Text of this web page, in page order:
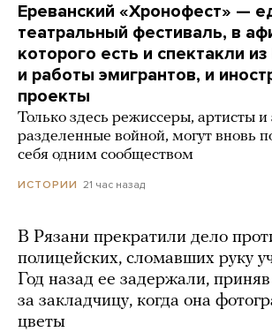
Ереванский «Хронофест» —
театральный фестиваль, в
которого есть и спектакли из
и работы эмигрантов, и
проекты
Только здесь режиссеры, артисты и
разделенные войной, могут вновь
себя одним сообществом
ИСТОРИИ 21 час назад
В Рязани прекратили дело
полицейских, сломавших руку
Год назад ее задержали, приняв
за закладчицу, когда она
цветы